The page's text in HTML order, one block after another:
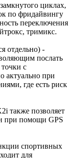
циклах,
по фридайвингу
переключения
тримикс.
отдельно) -
послать
с
актуально при
где есть риск
также позволяет
при помощи GPS
спортивных
для